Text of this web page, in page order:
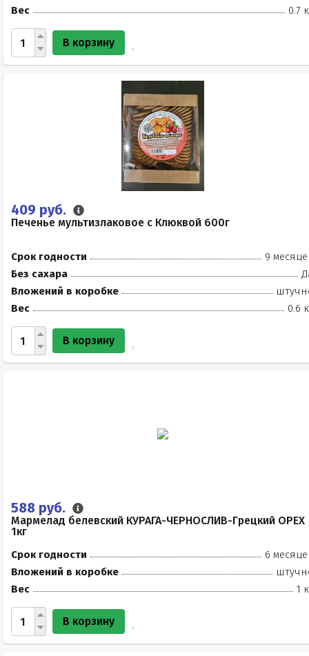
Вес
0.7
В корзину
409 руб.
Печенье мультизлаковое с Клюквой 600г
Срок годности
9
Без сахара
Вложений в коробке
Вес
0.6
В корзину
588 руб.
Мармелад белевский КУРАГА-ЧЕРНОСЛИВ-Грецкий ОРЕХ
1кг
Срок годности
6
Вложений в коробке
Вес
1
В корзину